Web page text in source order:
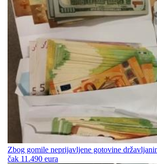
Zbog gomile neprijavljene gotovine
čak 11.490 eura